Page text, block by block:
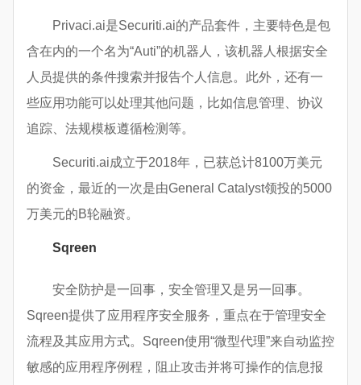
Privaci.ai是Securiti.ai的产品套件，主要特色是包
含在内的一个名为“Auti”的机器人，该机器人根据安全
人员提供的条件搜索并报告个人信息。此外，还有一
些应用功能可以处理其他问题，比如信息管理、协议
追踪、法规模板遵循检测等。
Securiti.ai成立于2018年，已获总计8100万美元
的资金，最近的一次是由General Catalyst领投的5000
万美元的B轮融资。
Sqreen
安全防护是一回事，安全管理又是另一回事。
Sqreen提供了应用程序安全服务，重点在于管理安全
流程及其应用方式。Sqreen使用“微型代理”来自动监控
敏感的应用程序例程，阻止攻击并将可操作的信息报